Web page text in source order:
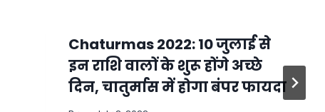
Chaturmas 2022: 10 जुलाई से
इन राशि वालों के शुरू होंगे अच्छे
दिन, चातुर्मास में होगा बंपर फायदा